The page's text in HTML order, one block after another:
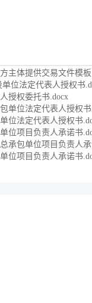
主体提供交易文件模
单位法定代表人授权书
授权委托书.docx
单位法定代表人授权书
位法定代表人授权书
位项目负责人承诺书
承包单位项目负责人
位项目负责人承诺书